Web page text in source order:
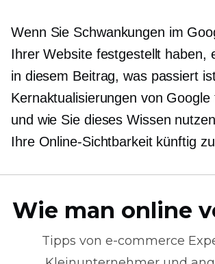
Wenn Sie Schwankungen im
Ihrer Website festgestellt haben,
in diesem Beitrag, was passiert
Kernaktualisierungen von Google
und wie Sie dieses Wissen
Ihre Online-Sichtbarkeit künftig
Wie man online
Tipps von e-commerce